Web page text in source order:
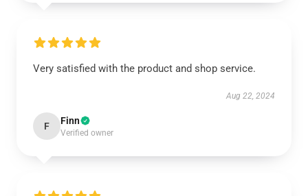
Very satisfied with the product and shop service.
Aug 22, 2024
F Finn
Verified owner